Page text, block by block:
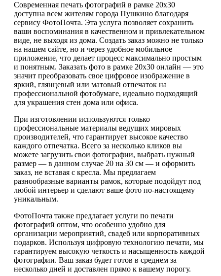
Современная печать фотографий в рамке 20х30
доступна всем жителям города Пушкино благодаря
сервису ФотоПочта. Эта услуга позволяет сохранить
ваши воспоминания в качественном и привлекательном
виде, не выходя из дома. Создать заказ можно не только
на нашем сайте, но и через удобное мобильное
приложение, что делает процесс максимально простым
и понятным. Заказать фото в рамке 20х30 онлайн — это
значит преобразовать свое цифровое изображение в
яркий, глянцевый или матовый отпечаток на
профессиональной фотобумаге, идеально подходящий
для украшения стен дома или офиса.
При изготовлении используются только
профессиональные материалы ведущих мировых
производителей, что гарантирует высокое качество
каждого отпечатка. Всего за несколько кликов вы
можете загрузить свои фотографии, выбрать нужный
размер — в данном случае 20 на 30 см — и оформить
заказ, не вставая с кресла. Мы предлагаем
разнообразные варианты рамок, которые подойдут под
любой интерьер и сделают ваше фото по-настоящему
уникальным.
ФотоПочта также предлагает услуги по печати
фотографий оптом, что особенно удобно для
организации мероприятий, свадеб или корпоративных
подарков. Используя цифровую технологию печати, мы
гарантируем высокую четкость и насыщенность каждой
фотографии. Ваш заказ будет готов в среднем за
несколько дней и доставлен прямо к вашему порогу.